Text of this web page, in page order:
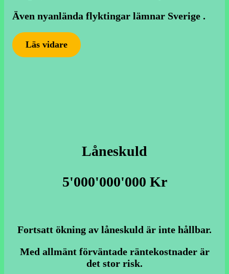
Även nyanlända flyktingar lämnar Sverige .
Läs vidare
Låneskuld
5'000'000'000 Kr
Fortsatt ökning av låneskuld är inte hållbar.
Med allmänt förväntade räntekostnader är
det stor risk.